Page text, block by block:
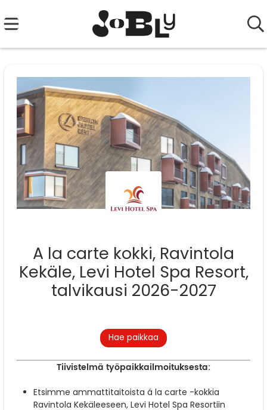
A la carte kokki, Ravintola
Kekäle, Levi Hotel Spa Resort,
talvikausi 2026-2027
Tiivistelmä työpaikkailmoituksesta:
Etsimme ammattitaitoista á la carte -kokkia
Ravintola Kekäleeseen, Levi Hotel Spa Resortiin
Hae paikkaa